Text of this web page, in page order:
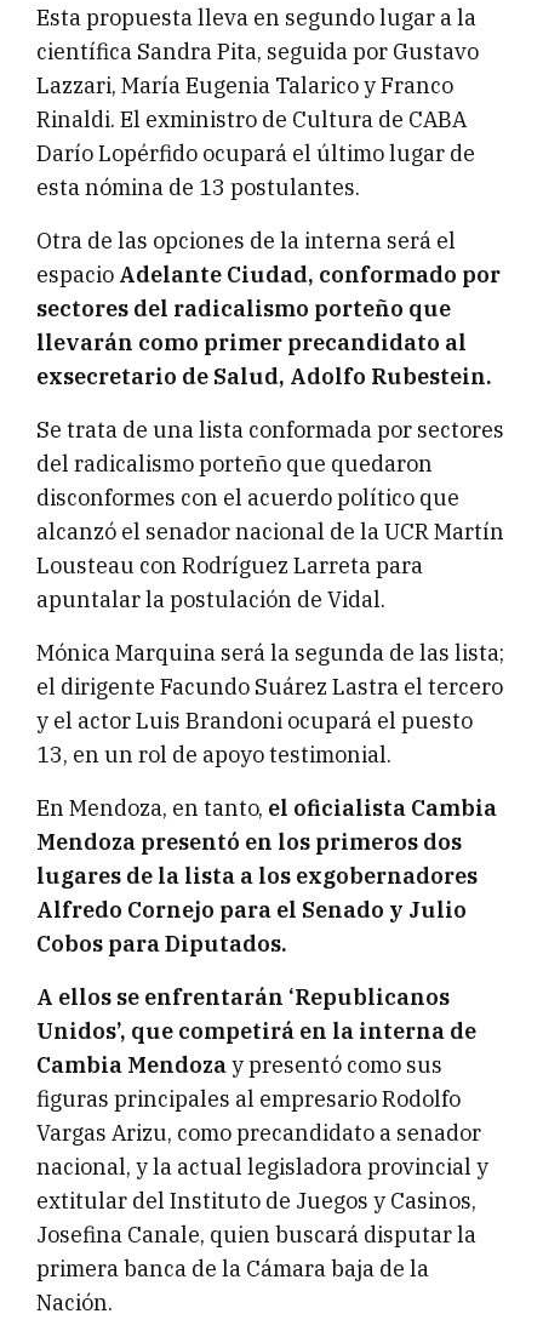
Esta propuesta lleva en segundo lugar a la
científica Sandra Pita, seguida por Gustavo
Lazzari, María Eugenia Talarico y Franco
Rinaldi. El exministro de Cultura de CABA
Darío Lopérfido ocupará el último lugar de
esta nómina de 13 postulantes.
Otra de las opciones de la interna será el
espacio Adelante Ciudad, conformado por
sectores del radicalismo porteño que
llevarán como primer precandidato al
exsecretario de Salud, Adolfo Rubestein.
Se trata de una lista conformada por sectores
del radicalismo porteño que quedaron
disconformes con el acuerdo político que
alcanzó el senador nacional de la UCR Martín
Lousteau con Rodríguez Larreta para
apuntalar la postulación de Vidal.
Mónica Marquina será la segunda de las lista;
el dirigente Facundo Suárez Lastra el tercero
y el actor Luis Brandoni ocupará el puesto
13, en un rol de apoyo testimonial.
En Mendoza, en tanto, el oficialista Cambia
Mendoza presentó en los primeros dos
lugares de la lista a los exgobernadores
Alfredo Cornejo para el Senado y Julio
Cobos para Diputados.
A ellos se enfrentarán ‘Republicanos
Unidos’, que competirá en la interna de
Cambia Mendozay presentó como sus
figuras principales al empresario Rodolfo
Vargas Arizu, como precandidato a senador
nacional, y la actual legisladora provincial y
extitular del Instituto de Juegos y Casinos,
Josefina Canale, quien buscará disputar la
primera banca de la Cámara baja de la
Nación.